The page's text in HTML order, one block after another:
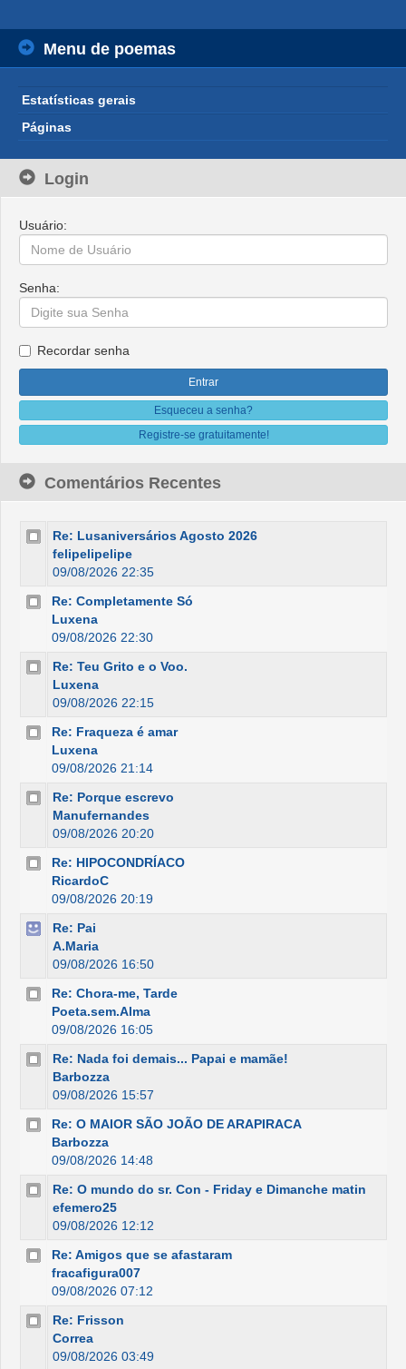
Menu de poemas
Estatísticas gerais
Páginas
Login
Usuário:
Senha:
Recordar senha
Esqueceu a senha?
Registre-se gratuitamente!
Comentários Recentes
Re: Lusaniversários Agosto 2026
felipelipelipe
09/08/2026 22:35
Re: Completamente Só
Luxena
09/08/2026 22:30
Re: Teu Grito e o Voo.
Luxena
09/08/2026 22:15
Re: Fraqueza é amar
Luxena
09/08/2026 21:14
Re: Porque escrevo
Manufernandes
09/08/2026 20:20
Re: HIPOCONDRÍACO
RicardoC
09/08/2026 20:19
Re: Pai
A.Maria
09/08/2026 16:50
Re: Chora-me, Tarde
Poeta.sem.Alma
09/08/2026 16:05
Re: Nada foi demais... Papai e mamãe!
Barbozza
09/08/2026 15:57
Re: O MAIOR SÃO JOÃO DE ARAPIRACA
Barbozza
09/08/2026 14:48
Re: O mundo do sr. Con - Friday e Dimanche matin
efemero25
09/08/2026 12:12
Re: Amigos que se afastaram
fracafigura007
09/08/2026 07:12
Re: Frisson
Correa
09/08/2026 03:49